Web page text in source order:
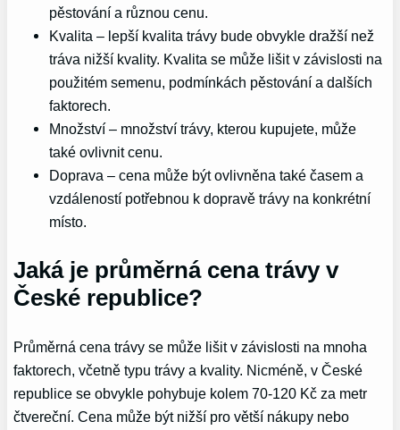
pěstování a různou cenu.
Kvalita – lepší kvalita trávy bude obvykle dražší než
tráva nižší kvality. Kvalita se může lišit v závislosti na
použitém semenu, podmínkách pěstování a dalších
faktorech.
Množství – množství trávy, kterou kupujete, může
také ovlivnit cenu.
Doprava – cena může být ovlivněna také časem a
vzdáleností potřebnou k dopravě trávy na konkrétní
místo.
Jaká je průměrná cena trávy v
České republice?
Průměrná cena trávy se může lišit v závislosti na mnoha
faktorech, včetně typu trávy a kvality. Nicméně, v České
republice se obvykle pohybuje kolem 70-120 Kč za metr
čtvereční. Cena může být nižší pro větší nákupy nebo